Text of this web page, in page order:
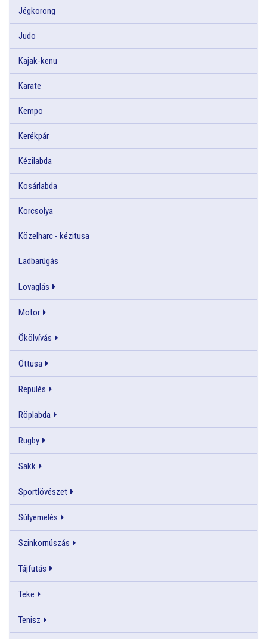
Jégkorong
Judo
Kajak-kenu
Karate
Kempo
Kerékpár
Kézilabda
Kosárlabda
Korcsolya
Közelharc - kézitusa
Ladbarúgás
Lovaglás
Motor
Ökölvívás
Öttusa
Repülés
Röplabda
Rugby
Sakk
Sportlövészet
Súlyemelés
Szinkornúszás
Tájfutás
Teke
Tenisz